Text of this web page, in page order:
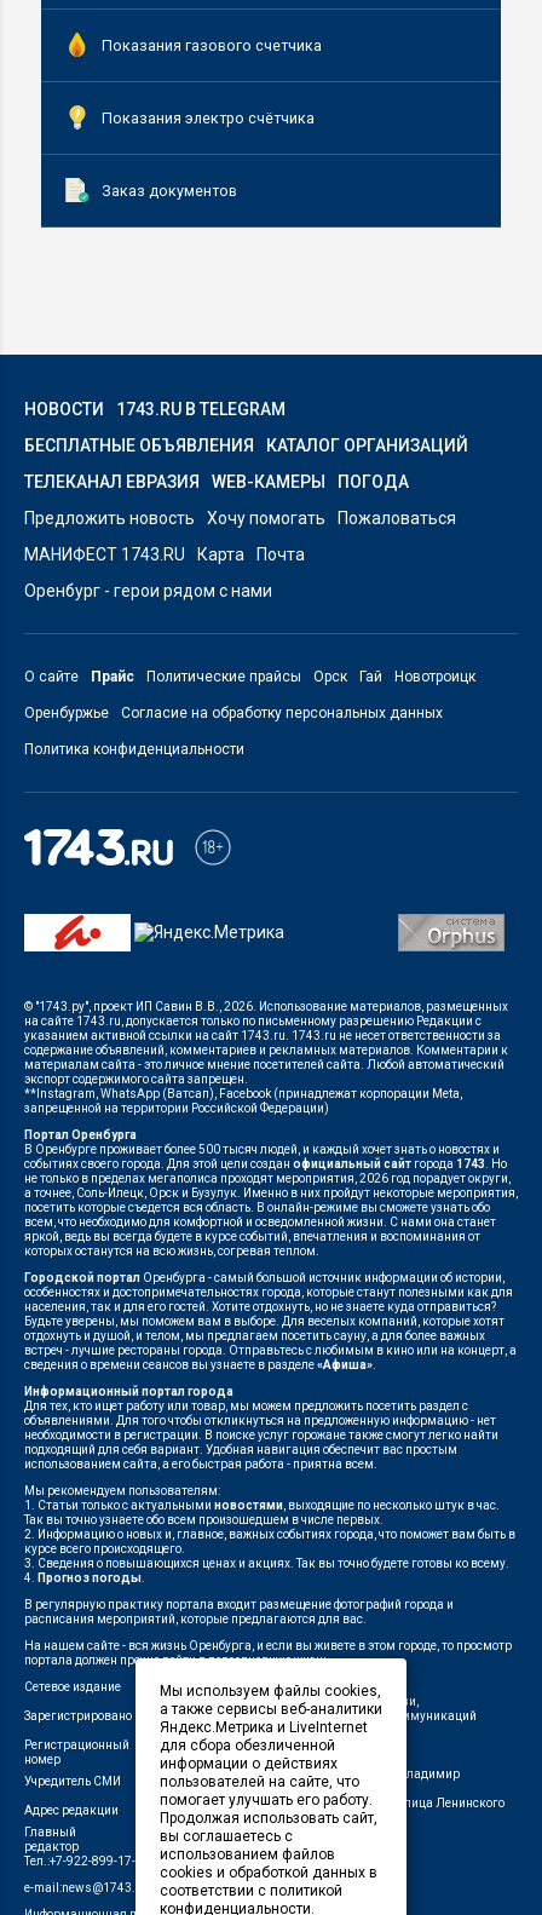
Показания газового счетчика
Показания электро счётчика
Заказ документов
НОВОСТИ
1743.RU В TELEGRAM
БЕСПЛАТНЫЕ ОБЪЯВЛЕНИЯ
КАТАЛОГ ОРГАНИЗАЦИЙ
ТЕЛЕКАНАЛ ЕВРАЗИЯ
WEB-КАМЕРЫ
ПОГОДА
Предложить новость
Хочу помогать
Пожаловаться
МАНИФЕСТ 1743.RU
Карта
Почта
Оренбург - герои рядом с нами
О сайте Прайс Политические прайсы Орск Гай Новотроицк
Оренбуржье Согласие на обработку персональных данных
Политика конфиденциальности
© "1743.ру", проект ИП Савин В.В., 2026. Использование материалов, размещенных
на сайте 1743.ru, допускается только по письменному разрешению Редакции с
указанием активной ссылки на сайт 1743.ru. 1743.ru не несет ответственности за
содержание объявлений, комментариев и рекламных материалов. Комментарии к
материалам сайта - это личное мнение посетителей сайта. Любой автоматический
экспорт содержимого сайта запрещен.
**Instagram, WhatsApp (Ватсап), Facebook (принадлежат корпорации Meta,
запрещенной на территории Российской Федерации)
Портал Оренбурга
В Оренбурге проживает более 500 тысяч людей, и каждый хочет знать о новостях и
событиях своего города. Для этой цели создан официальный сайт города 1743 . Но
не только в пределах мегаполиса проходят мероприятия, 2026 год порадует округи,
а точнее, Соль-Илецк, Орск и Бузулук. Именно в них пройдут некоторые мероприятия,
посетить которые съедется вся область. В онлайн-режиме вы сможете узнать обо
всем, что необходимо для комфортной и осведомленной жизни. С нами она станет
яркой, ведь вы всегда будете в курсе событий, впечатления и воспоминания от
которых останутся на всю жизнь, согревая теплом.
Городской портал Оренбурга - самый большой источник информации об истории,
особенностях и достопримечательностях города, которые станут полезными как для
населения, так и для его гостей. Хотите отдохнуть, но не знаете куда отправиться?
Будьте уверены, мы поможем вам в выборе. Для веселых компаний, которые хотят
отдохнуть и душой, и телом, мы предлагаем посетить сауну, а для более важных
встреч - лучшие рестораны города. Отправьтесь с любимым в кино или на концерт, а
сведения о времени сеансов вы узнаете в разделе«Афиша»
Информационный портал города
Для тех, кто ищет работу или товар, мы можем предложить посетить раздел с
объявлениями. Для того чтобы откликнуться на предложенную информацию - нет
необходимости в регистрации. В поиске услуг горожане также смогут легко найти
подходящий для себя вариант. Удобная навигация обеспечит вас простым
использованием сайта, а его быстрая работа - приятна всем.
Мы рекомендуем пользователям:
1. Статьи только с актуальными новостями , выходящие по несколько штук в час.
Так вы точно узнаете обо всем произошедшем в числе первых.
2. Информацию о новых и, главное, важных событиях города, что поможет вам быть в
курсе всего происходящего.
3. Сведения о повышающихся ценах и акциях. Так вы точно будете готовы ко всему.
4.
Прогноз погоды
В регулярную практику портала входит размещение фотографий города и
расписания мероприятий, которые предлагаются для вас.
На нашем сайте - вся жизнь Оренбурга, и если вы живете в этом городе, то просмотр
портала должен прочно войти в повседневную жизнь.
Сетевое издание
"1743"
Зарегистрировано
Федеральной службой по надзору в сфере связи,
информационных технологий и массовых коммуникаций
(Роскомнадзор)
Регистрационный
номер
ЭЛ № ФС 77-75960 от 19.06.2019 г.
Учредитель СМИ
Индивидуальный предприниматель Савин Владимир
Валерьевич
Адрес редакции
462411, Оренбургская область, город Орск, улица Ленинского
Комсомола, д. 4-Б
Главный
редактор
Лещенко П.А.
Тел.:+7-922-899-17-43
e-mail:news@1743.ru
Мы используем файлы cookies,
а также сервисы веб-аналитики
Яндекс.Метрика и LiveInternet
для сбора обезличенной
информации о действиях
пользователей на сайте, что
помогает улучшать его работу.
Продолжая использовать сайт,
вы соглашаетесь с
использованием файлов
cookies и обработкой данных в
соответствии с политикой
конфиденциальности.